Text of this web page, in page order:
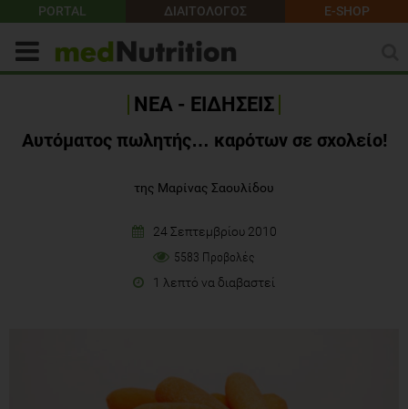
PORTAL ΔΙΑΙΤΟΛΟΓΟΣ E-SHOP
ΝΕΑ - ΕΙΔΗΣΕΙΣ
Αυτόματος πωλητής… καρότων σε σχολείο!
της Μαρίνας Σαουλίδου
24 Σεπτεμβρίου 2010
5583 Προβολές
1 λεπτό να διαβαστεί